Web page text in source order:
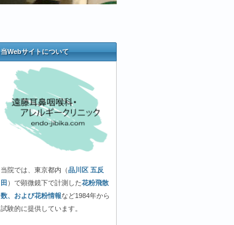
当Webサイトについて
当院では、東京都内（品川区 五反
田 ）で顕微鏡下で計測した花粉飛散
数、および花粉情報など1984年から
試験的に提供しています。